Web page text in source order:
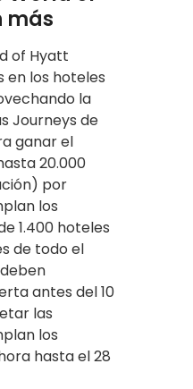
más
of Hyatt
en los hoteles
la
Journeys de
ganar el
20.000
por
los
1.400 hoteles
de todo el
antes del 10
las
los
hasta el 28